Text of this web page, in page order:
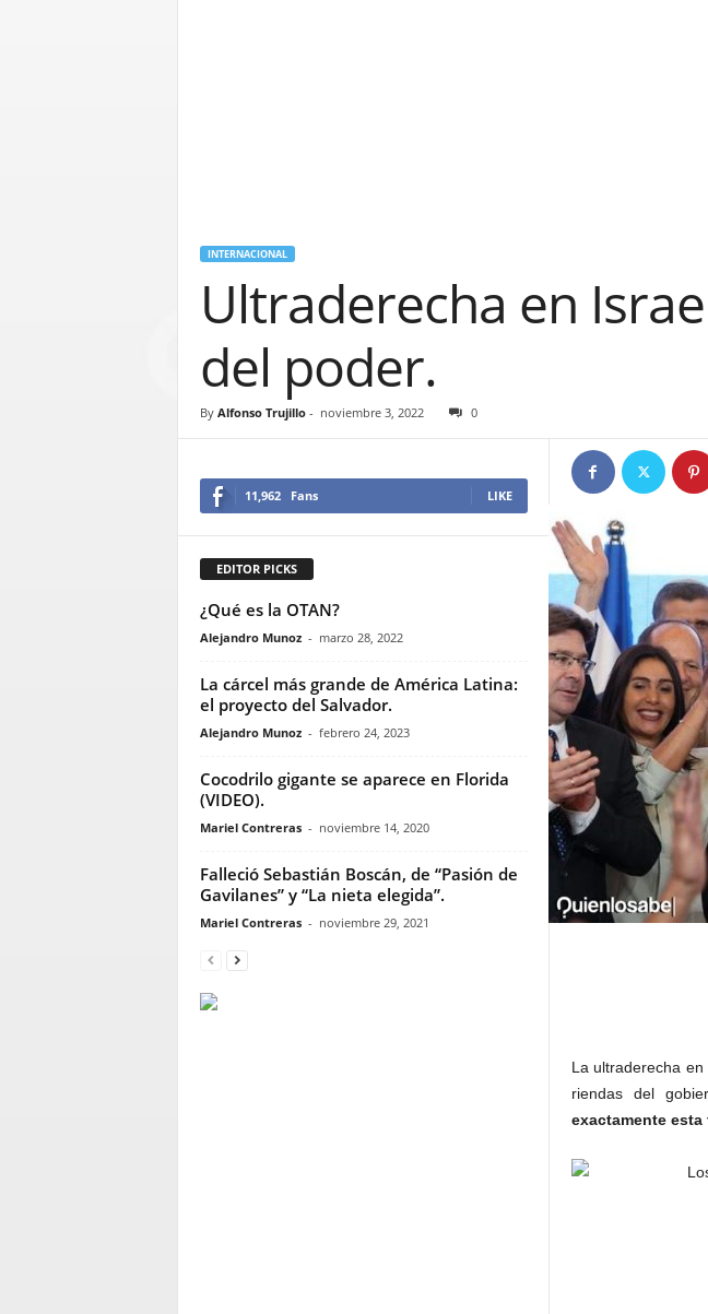
INTERNACIONAL
Ultraderecha en
del poder.
By Alfonso Trujillo- noviembre 3, 2022 0
La ultraderecha
riendas del
exactamente esta
11,962 Fans LIKE
EDITOR PICKS
¿Qué es la OTAN?
Alejandro Munoz - marzo 28, 2022
La cárcel más grande de América Latina:
el proyecto del Salvador.
Alejandro Munoz - febrero 24, 2023
Cocodrilo gigante se aparece en Florida
(VIDEO).
Mariel Contreras - noviembre 14, 2020
Falleció Sebastián Boscán, de “Pasión de
Gavilanes” y “La nieta elegida”.
Mariel Contreras - noviembre 29, 2021